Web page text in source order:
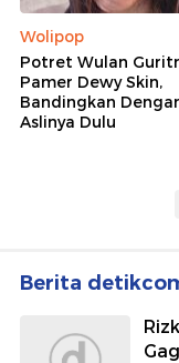
Wolipop
Potret Wulan
Pamer Dewy Skin,
Bandingkan
Aslinya Dulu
Berita